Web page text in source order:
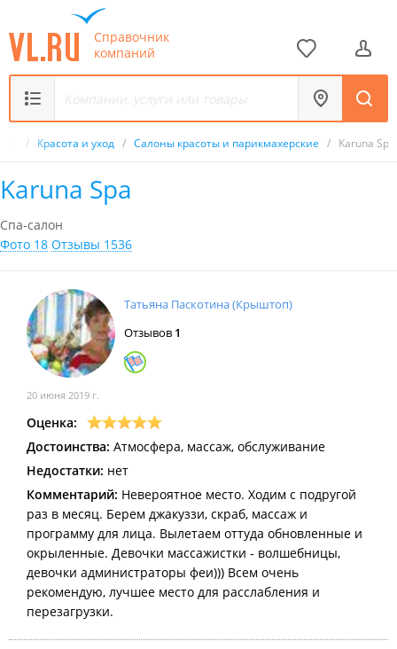
Справочник
компаний
/ Красота и уход / Салоны красоты и парикмахерские / Karuna Spa
Karuna Spa
Спа-салон
Фото 18 Отзывы 1536
Татьяна Паскотина (Крыштоп)
Отзывов 1
20 июня 2019 г.
Оценка:
Достоинства: Атмосфера, массаж, обслуживание
Недостатки: нет
Комментарий: Невероятное место. Ходим с подругой
раз в месяц. Берем джакуззи, скраб, массаж и
программу для лица. Вылетаем оттуда обновленные и
окрыленные. Девочки массажистки - волшебницы,
девочки администраторы феи))) Всем очень
рекомендую, лучшее место для расслабления и
перезагрузки.